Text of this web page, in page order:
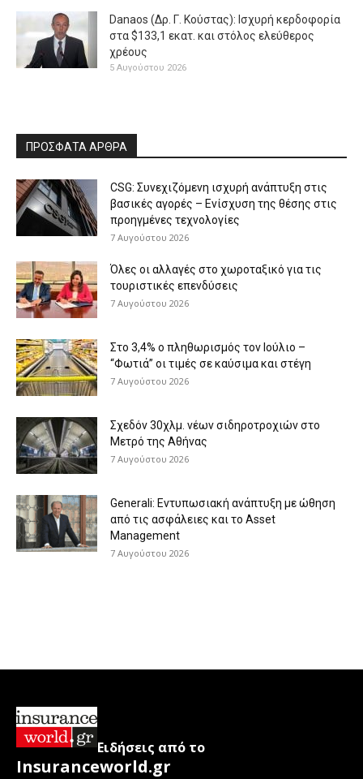
Danaos (Δρ. Γ. Κούστας): Ισχυρή κερδοφορία
στα $133,1 εκατ. και στόλος ελεύθερος
χρέους
5 Αυγούστου 2026
ΠΡΟΣΦΑΤΑ ΑΡΘΡΑ
CSG: Συνεχιζόμενη ισχυρή ανάπτυξη στις
βασικές αγορές – Ενίσχυση της θέσης στις
προηγμένες τεχνολογίες
7 Αυγούστου 2026
Όλες οι αλλαγές στο χωροταξικό για τις
τουριστικές επενδύσεις
7 Αυγούστου 2026
Στο 3,4% ο πληθωρισμός τον Ιούλιο –
“Φωτιά” οι τιμές σε καύσιμα και στέγη
7 Αυγούστου 2026
Σχεδόν 30χλμ. νέων σιδηροτροχιών στο
Μετρό της Αθήνας
7 Αυγούστου 2026
Generali: Eντυπωσιακή ανάπτυξη με ώθηση
από τις ασφάλειες και το Asset
Management
7 Αυγούστου 2026
Ειδήσεις από το
Insuranceworld.gr